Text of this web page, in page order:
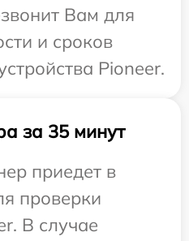
Вам для
и сроков
Pioneer.
за 35 минут
приедет в
проверки
В случае